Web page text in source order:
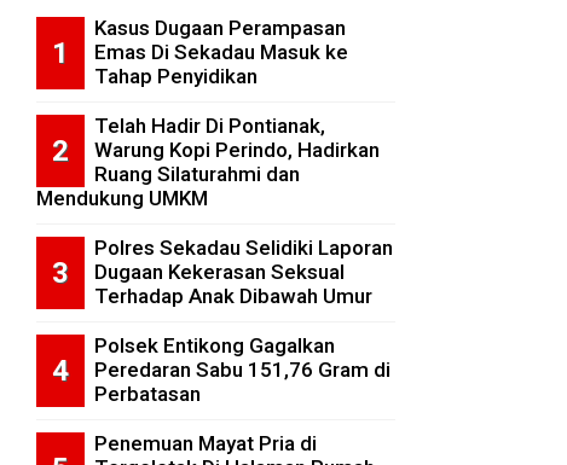
Kasus Dugaan Perampasan
Emas Di Sekadau Masuk ke
Tahap Penyidikan
Telah Hadir Di Pontianak,
Warung Kopi Perindo, Hadirkan
Ruang Silaturahmi dan
Mendukung UMKM
Polres Sekadau Selidiki Laporan
Dugaan Kekerasan Seksual
Terhadap Anak Dibawah Umur
Polsek Entikong Gagalkan
Peredaran Sabu 151,76 Gram di
Perbatasan
Penemuan Mayat Pria di